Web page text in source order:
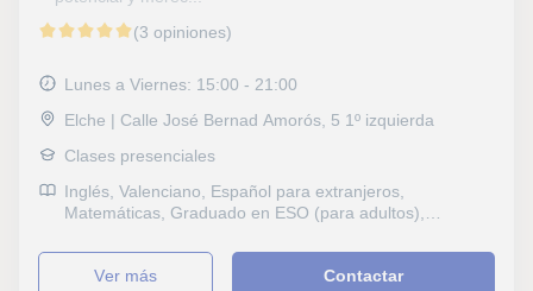
(3 opiniones)
Lunes a Viernes: 15:00 - 21:00
Elche | Calle José Bernad Amorós, 5 1º izquierda
Clases presenciales
Inglés, Valenciano, Español para extranjeros,
Matemáticas, Graduado en ESO (para adultos),
aprendizaje, TDAH Trastorno por déficit de atención
ver más
Contactar